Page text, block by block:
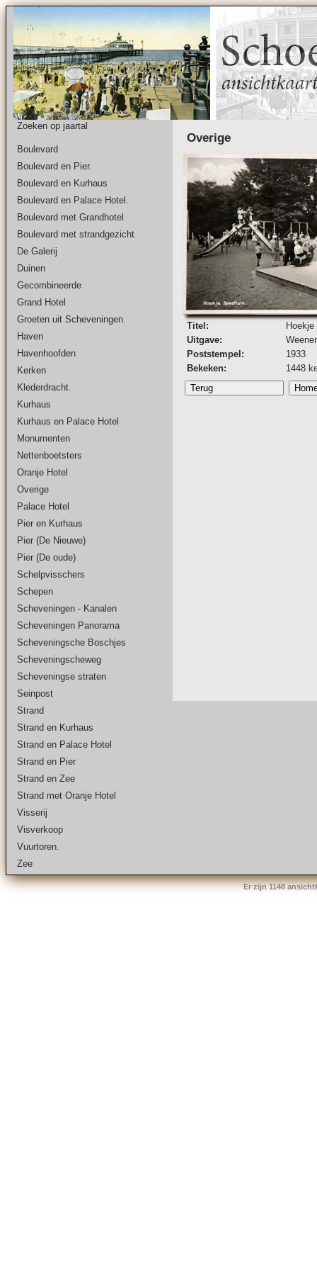
Zoeken op jaartal
Boulevard
Boulevard en Pier.
Boulevard en Kurhaus
Boulevard en Palace Hotel.
Boulevard met Grandhotel
Boulevard met strandgezicht
De Galerij
Duinen
Gecombineerde
Grand Hotel
Groeten uit Scheveningen.
Haven
Havenhoofden
Kerken
Klederdracht.
Kurhaus
Kurhaus en Palace Hotel
Monumenten
Nettenboetsters
Oranje Hotel
Overige
Palace Hotel
Pier en Kurhaus
Pier (De Nieuwe)
Pier (De oude)
Schelpvisschers
Schepen
Scheveningen - Kanalen
Scheveningen Panorama
Scheveningsche Boschjes
Scheveningscheweg
Scheveningse straten
Seinpost
Strand
Strand en Kurhaus
Strand en Palace Hotel
Strand en Pier
Strand en Zee
Strand met Oranje Hotel
Visserij
Visverkoop
Vuurtoren.
Zee
Overige
Titel:
Uitgave:
Poststempel:
1933
Bekeken:
1448
Er zijn 1148